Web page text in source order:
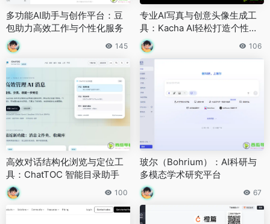
多功能AI助手与创作平台：豆
包助力高效工作与个性化服务
145
专业AI写真与创意头像生成工
具：Kacha AI轻松打造个性化
照片
106
高效对话结构化浏览与定位工
具：ChatTOC 智能目录助手
100
玻尔（Bohrium）：AI科研与
多模态学术研究平台
67